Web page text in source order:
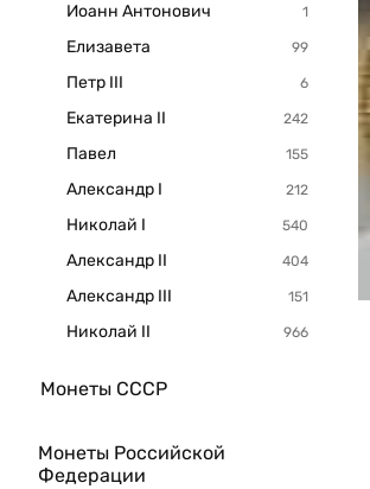
Иоанн Антонович
Елизавета
Петр III
Екатерина II
Павел
Александр I
Николай I
Александр II
Александр III
Николай II
Монеты СССР
Монеты Российской
Федерации